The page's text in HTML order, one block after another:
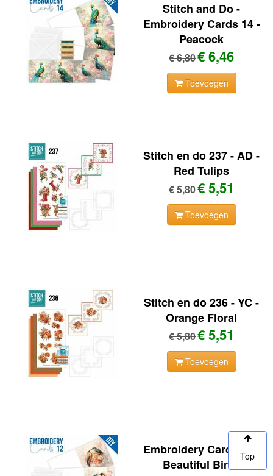
Stitch and Do -
Embroidery Cards 14 -
Peacock
€ 6,80€ 6,46
Toevoegen
Stitch en do 237 - AD -
Red Tulips
€ 5,80€ 5,51
Toevoegen
Stitch en do 236 - YC -
Orange Floral
€ 5,80€ 5,51
Toevoegen
Embroidery Cards 12 -
Beautiful Birds
Top